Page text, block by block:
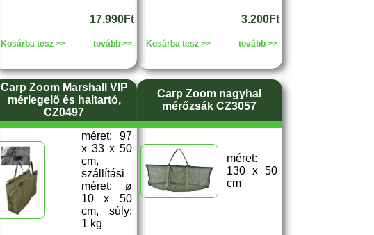
17.990Ft
Kosárba tesz >> tovább >>
3.200Ft
Kosárba tesz >> tovább >>
Carp Zoom Marshall VIP
mérlegelő és haltartó,
CZ0497
méret: 97
x 33 x 50
cm,
szállítási
méret: ø
10 x 50
cm, súly:
1 kg
Carp Zoom nagyhal
mérőzsák CZ3057
méret:
130 x 50
cm